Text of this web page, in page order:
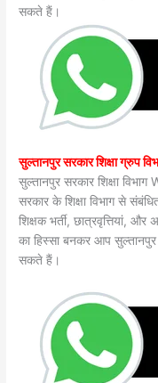
सकते हैं।
सुल्तानपुर सरकार शिक्षा
सुल्तानपुर सरकार शिक्षा
सरकार के शिक्षा विभाग से
शिक्षक भर्ती, छात्रवृत्तियां,
का हिस्सा बनकर आप सुल्तानपुर
सकते हैं।